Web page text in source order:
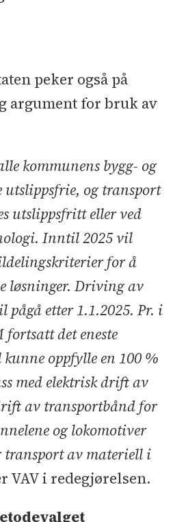
peker også på
argument for bruk av
kommunens bygg- og
utslippsfrie, og transport
utslippsfritt eller ved
Inntil 2025 vil
for å
løsninger. Driving av
etter 1.1.2025. Pr. i
det eneste
oppfylle en 100 %
med elektrisk drift av
av transportbånd for
og lokomotiver
av materiell i
VAV i redegjørelsen.